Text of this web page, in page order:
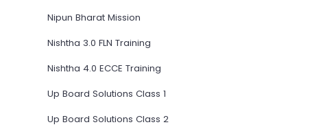
Nipun Bharat Mission
Nishtha 3.0 FLN Training
Nishtha 4.0 ECCE Training
Up Board Solutions Class 1
Up Board Solutions Class 2